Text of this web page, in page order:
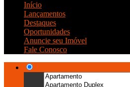
Início
Lançamentos
Destaques
Oportunidades
Anuncie seu Imóvel
Fale Conosco